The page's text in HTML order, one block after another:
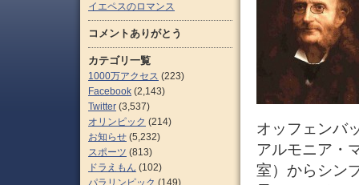
オッフェンバ
アルモニア・
室）からシン
イエペスのロマンス
コメントありがとう
カテゴリ一覧
1000万アクセス (223)
Facebook (2,143)
Twitter (3,537)
オリンピック (214)
お知らせ (5,232)
スポーツ (813)
ドラえもん (102)
パラリンピック (149)